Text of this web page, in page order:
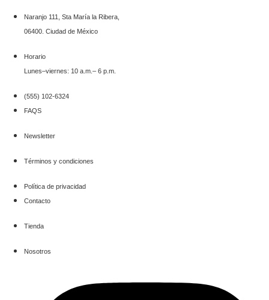
Naranjo 111, Sta María la Ribera,
06400. Ciudad de México
Horario
Lunes–viernes: 10 a.m.– 6 p.m.
(555) 102-6324
FAQS
Newsletter
Términos y condiciones
Política de privacidad
Contacto
Tienda
Nosotros